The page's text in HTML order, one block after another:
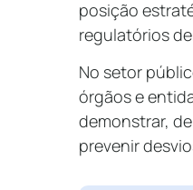
posição
regulatórios
No setor
órgãos e
demonstrar,
prevenir